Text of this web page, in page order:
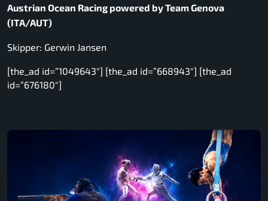
Austrian Ocean Racing powered by Team Genova
(ITA/AUT)
Skipper: Gerwin Jansen
[the_ad id=”1049643″] [the_ad id=”668943″] [the_ad
id=”676180″]